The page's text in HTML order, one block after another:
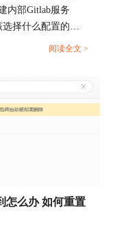
仓库】，点击
镜像方向，并
如用户名和密
内部Gitlab服务
择什么配置的服
为大家介绍Gitlab
阅读全文 >
怎么办 如何重置